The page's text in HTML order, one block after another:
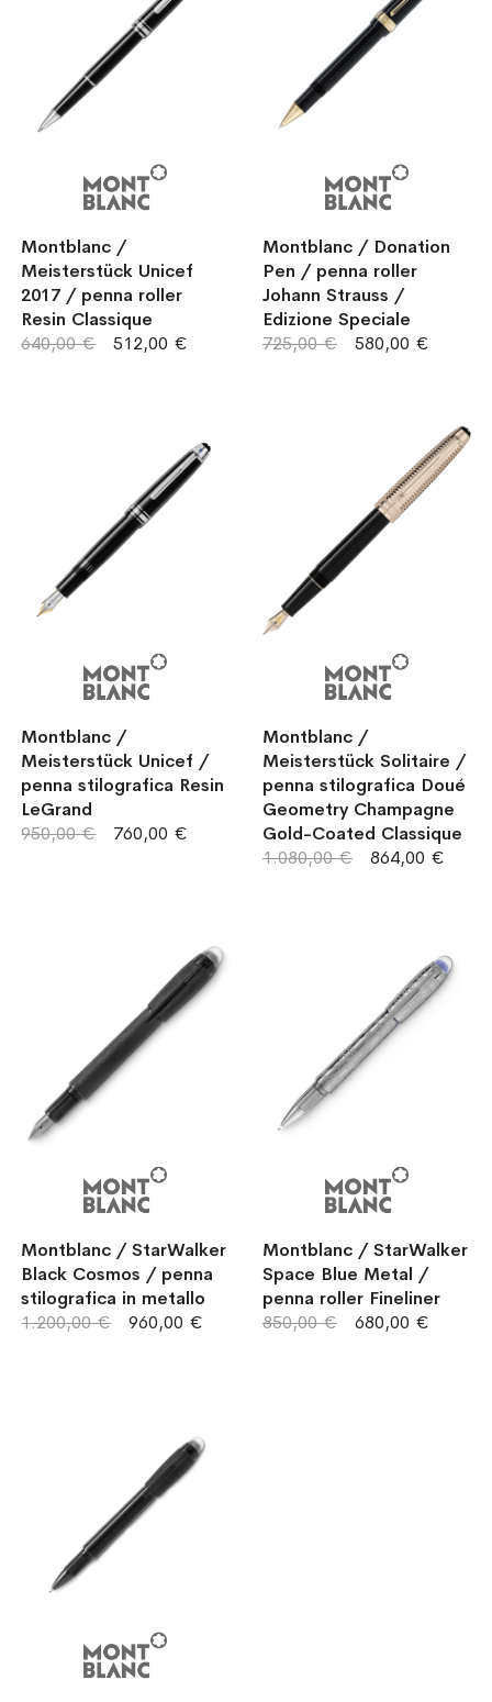
Montblanc /
Meisterstück Unicef
2017 / penna roller
Resin Classique
512,00 €
640,00 €
Montblanc / Donation
Pen / penna roller
Johann Strauss /
Edizione Speciale
580,00 €
725,00 €
Montblanc /
Meisterstück Unicef /
penna stilografica Resin
LeGrand
760,00 €
950,00 €
Montblanc /
Meisterstück Solitaire /
penna stilografica Doué
Geometry Champagne
Gold-Coated Classique
864,00 €
1.080,00 €
Montblanc / StarWalker
Black Cosmos / penna
stilografica in metallo
960,00 €
1.200,00 €
Montblanc / StarWalker
Space Blue Metal /
penna roller Fineliner
680,00 €
850,00 €